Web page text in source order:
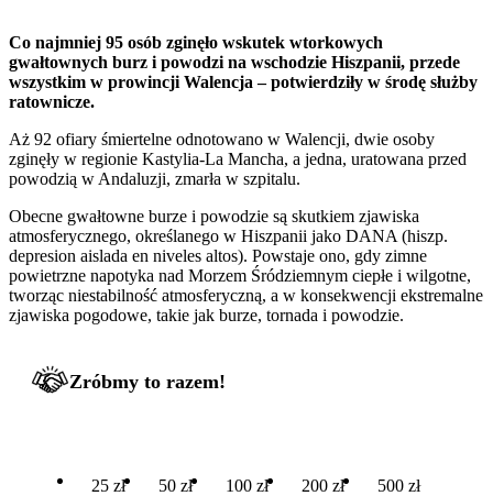
Co najmniej 95 osób zginęło wskutek wtorkowych
gwałtownych burz i powodzi na wschodzie Hiszpanii, przede
wszystkim w prowincji Walencja – potwierdziły w środę służby
ratownicze.
Aż 92 ofiary śmiertelne odnotowano w Walencji, dwie osoby
zginęły w regionie Kastylia-La Mancha, a jedna, uratowana przed
powodzią w Andaluzji, zmarła w szpitalu.
Obecne gwałtowne burze i powodzie są skutkiem zjawiska
atmosferycznego, określanego w Hiszpanii jako DANA (hiszp.
depresion aislada en niveles altos). Powstaje ono, gdy zimne
powietrzne napotyka nad Morzem Śródziemnym ciepłe i wilgotne,
tworząc niestabilność atmosferyczną, a w konsekwencji ekstremalne
zjawiska pogodowe, takie jak burze, tornada i powodzie.
Zróbmy to razem!
25 zł 50 zł 100 zł 200 zł 500 zł